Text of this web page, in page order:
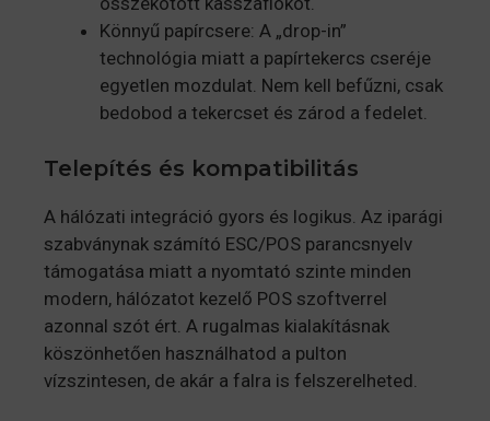
Könnyű papírcsere: A „drop-in”
technológia miatt a papírtekercs cseréje
egyetlen mozdulat. Nem kell befűzni, csak
bedobod a tekercset és zárod a fedelet.
Telepítés és kompatibilitás
A hálózati integráció gyors és logikus. Az iparági
szabványnak számító ESC/POS parancsnyelv
támogatása miatt a nyomtató szinte minden
modern, hálózatot kezelő POS szoftverrel
azonnal szót ért. A rugalmas kialakításnak
köszönhetően használhatod a pulton
vízszintesen, de akár a falra is felszerelheted.